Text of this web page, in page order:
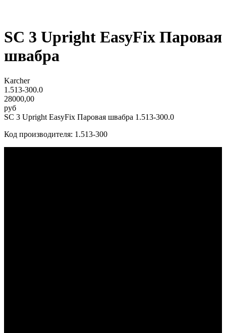
SC 3 Upright EasyFix Паровая
швабра
Karcher
1.513-300.0
28000,00
руб
SC 3 Upright EasyFix Паровая швабра 1.513-300.0
Код производителя: 1.513-300